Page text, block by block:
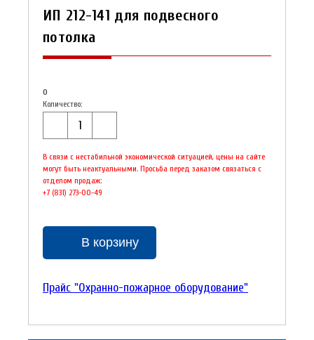
ИП 212-141 для подвесного
потолка
0
Количество:
В связи с нестабильной экономической ситуацией, цены на сайте
могут быть неактуальными. Просьба перед заказом связаться с
отделом продаж:
+7 (831) 273-00-49
В корзину
Прайс "Охранно-пожарное оборудование"